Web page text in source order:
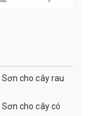
cho cây rau
cho cây có